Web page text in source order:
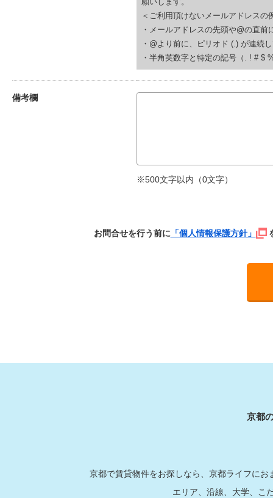
＜ご利用頂けないメールアドレスの
・メールアドレスの先頭や@の直
・@より前に、ピリオド (.) が連続
・半角英数字と特定の記号（. ! # $
備考欄
※500文字以内（0文字）
お問合せを行う前に「個人情報保護方針」
京都
京都で賃貸物件をお探しなら、京都ライフに
エリア、沿線、大学、こ